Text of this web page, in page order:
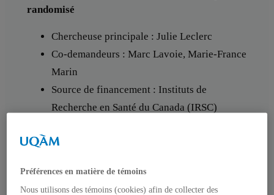
randomisé
Chercheuse principale : Julie Leclerc
Co-demandeurs : Marc Lavoie, Marie-France
Marin
Source de financement : Instituts de
Recherche en Santé du Canada (IRSC)
En savoir plus
Préférences en matière de témoins
Nous utilisons des témoins (cookies) afin de collecter des